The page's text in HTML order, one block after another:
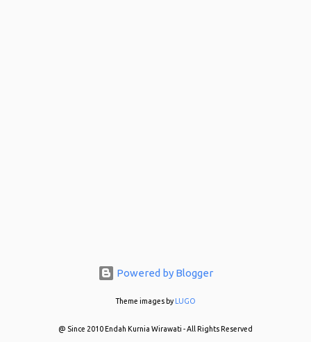
Powered by Blogger
Theme images by LUGO
@ Since 2010 Endah Kurnia Wirawati - All Rights Reserved